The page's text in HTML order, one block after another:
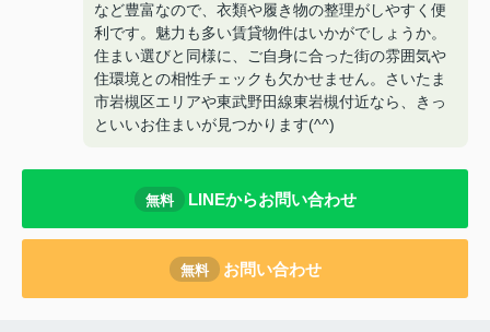
など豊富なので、衣類や履き物の整理がしやすく便
利です。魅力も多い賃貸物件はいかがでしょうか。
住まい選びと同様に、ご自身に合った街の雰囲気や
住環境との相性チェックも欠かせません。さいたま
市岩槻区エリアや東武野田線東岩槻付近なら、きっ
といいお住まいが見つかります(^^)
無料 LINEからお問い合わせ
無料 お問い合わせ